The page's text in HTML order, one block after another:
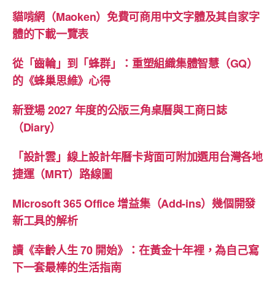
貓啃網（Maoken）免費可商用中文字體及其自家字
體的下載一覽表
從「齒輪」到「蜂群」：重塑組織集體智慧（GQ）
的《蜂巢思維》心得
新登場 2027 年度的公版三角桌曆與工商日誌
（Diary）
「設計雲」線上設計年曆卡背面可附加選用台灣各地
捷運（MRT）路線圖
Microsoft 365 Office 增益集（Add-ins）幾個開發
新工具的解析
讀《幸齡人生 70 開始》：在黃金十年裡，為自己寫
下一套最棒的生活指南